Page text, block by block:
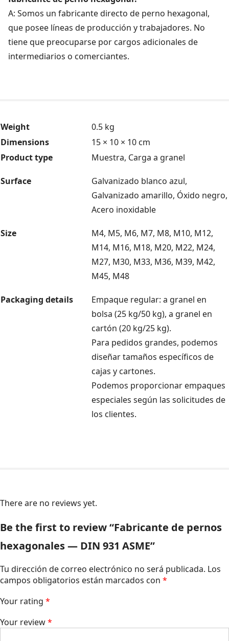
A: Somos un fabricante directo de perno hexagonal,
que posee líneas de producción y trabajadores. No
tiene que preocuparse por cargos adicionales de
intermediarios o comerciantes.
Weight
0.5 kg
Dimensions
15 × 10 × 10 cm
Product type
Muestra, Carga a granel
Surface
Galvanizado blanco azul,
Galvanizado amarillo, Óxido negro,
Acero inoxidable
Size
M4, M5, M6, M7, M8, M10, M12,
M14, M16, M18, M20, M22, M24,
M27, M30, M33, M36, M39, M42,
M45, M48
Packaging details
Empaque regular: a granel en
bolsa (25 kg/50 kg), a granel en
cartón (20 kg/25 kg).
Para pedidos grandes, podemos
diseñar tamaños específicos de
cajas y cartones.
Podemos proporcionar empaques
especiales según las solicitudes de
los clientes.
There are no reviews yet.
Be the first to review “Fabricante de pernos
hexagonales — DIN 931 ASME”
Tu dirección de correo electrónico no será publicada. Los
campos obligatorios están marcados con *
Your rating *
Your review*